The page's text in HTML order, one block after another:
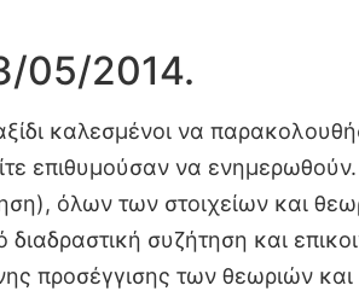
2014.
καλεσμένοι να
επιθυμούσαν να
όλων των στοιχείων και
συζήτηση και
προσέγγισης των θεωριών